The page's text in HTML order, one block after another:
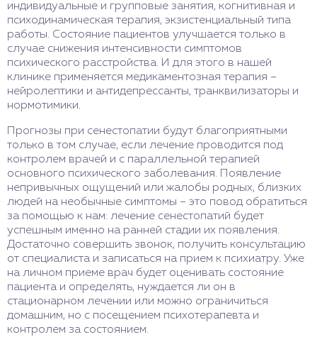
индивидуальные и групповые занятия, когнитивная и
психодинамическая терапия, экзистенциальный типа
работы. Состояние пациентов улучшается только в
случае снижения интенсивности симптомов
психического расстройства. И для этого в нашей
клинике применяется медикаментозная терапия –
нейролептики и антидепрессанты, транквилизаторы и
нормотимики.
Прогнозы при сенестопатии будут благоприятными
только в том случае, если лечение проводится под
контролем врачей и с параллельной терапией
основного психического заболевания. Появление
непривычных ощущений или жалобы родных, близких
людей на необычные симптомы – это повод обратиться
за помощью к нам: лечение сенестопатий будет
успешным именно на ранней стадии их появления.
Достаточно совершить звонок, получить консультацию
от специалиста и записаться на прием к психиатру. Уже
на личном приеме врач будет оценивать состояние
пациента и определять, нуждается ли он в
стационарном лечении или можно ограничиться
домашним, но с посещением психотерапевта и
контролем за состоянием.